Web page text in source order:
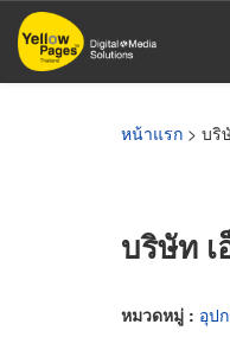
ข้าม
ไป
หน้าแรก > บริ
บริษัท
หมวดหมู่ : อุป